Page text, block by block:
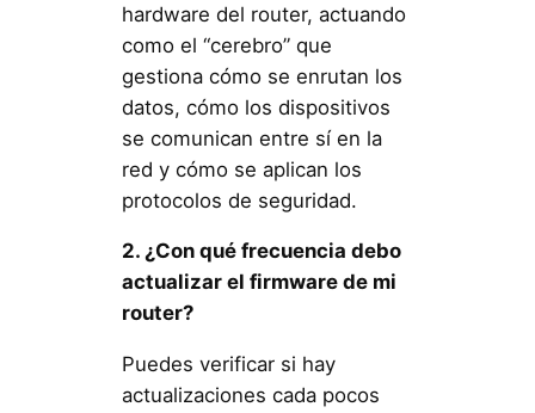
hardware del router, actuando
como el “cerebro” que
gestiona cómo se enrutan los
datos, cómo los dispositivos
se comunican entre sí en la
red y cómo se aplican los
protocolos de seguridad.
2. ¿Con qué frecuencia debo
actualizar el firmware de mi
router?
Puedes verificar si hay
actualizaciones cada pocos